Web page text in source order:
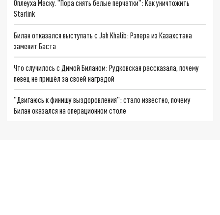
Оплеуха Маску. "Пора снять белые перчатки": Как уничтожить
Starlink
Билан отказался выступать с Jah Khalib: Рэпера из Казахстана
заменит Баста
Что случилось с Димой Биланом: Рудковская рассказала, почему
певец не пришёл за своей наградой
"Двигаюсь к финишу выздоровления": стало известно, почему
Билан оказался на операционном столе